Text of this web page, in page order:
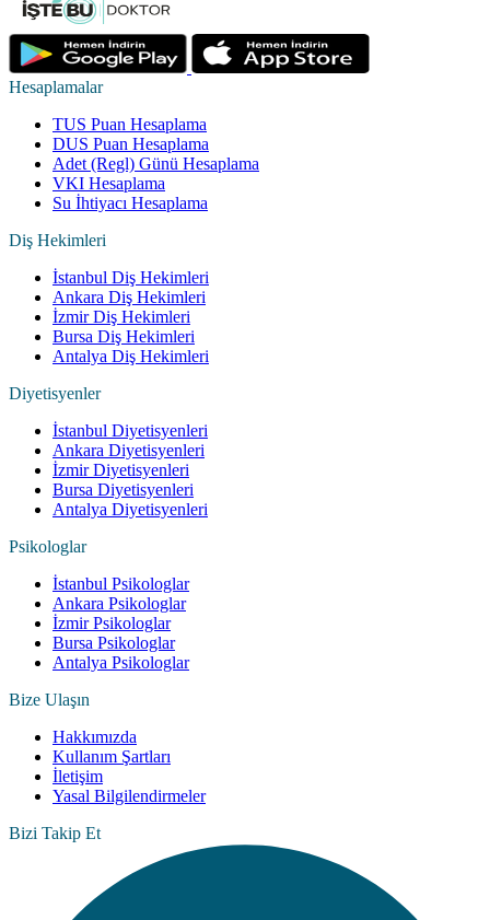
Hesaplamalar
TUS Puan Hesaplama
DUS Puan Hesaplama
Adet (Regl) Günü Hesaplama
VKI Hesaplama
Su İhtiyacı Hesaplama
Diş Hekimleri
İstanbul Diş Hekimleri
Ankara Diş Hekimleri
İzmir Diş Hekimleri
Bursa Diş Hekimleri
Antalya Diş Hekimleri
Diyetisyenler
İstanbul Diyetisyenleri
Ankara Diyetisyenleri
İzmir Diyetisyenleri
Bursa Diyetisyenleri
Antalya Diyetisyenleri
Psikologlar
İstanbul Psikologlar
Ankara Psikologlar
İzmir Psikologlar
Bursa Psikologlar
Antalya Psikologlar
Bize Ulaşın
Hakkımızda
Kullanım Şartları
İletişim
Yasal Bilgilendirmeler
Bizi Takip Et